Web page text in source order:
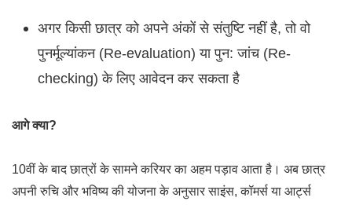
अगर किसी छात्र को अपने अंकों से संतुष्टि नहीं है, तो वो
पुनर्मूल्यांकन (Re-evaluation) या पुन: जांच (Re-
checking) के लिए आवेदन कर सकता है
आगे क्या?
10वीं के बाद छात्रों के सामने करियर का अहम पड़ाव आता है। अब छात्र
अपनी रुचि और भविष्य की योजना के अनुसार साइंस, कॉमर्स या आर्ट्स